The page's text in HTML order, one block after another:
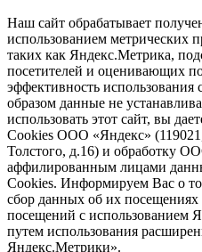
Наш сайт обрабатывает
использованием метрических
таких как Яндекс.Метрика,
посетителей и оценивающих
эффективность
образом данные не
использовать этот сайт, вы
Cookies ООО «Яндекс»
Толстого, д.16) и обработку
аффилированным лицами
Cookies. Информируем Вас о
сбор данных об их посещениях
посещений с использованием
путем использования
Яндекс.Метрики».